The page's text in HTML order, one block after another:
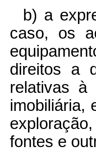
b) a
caso, os
direitos a
relativas à
imobiliária,
fontes e